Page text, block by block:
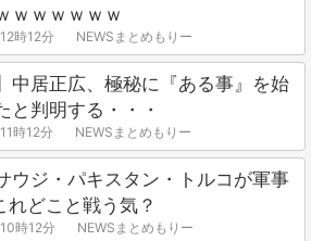
ｗｗｗｗｗｗ
時12分 NEWSまとめもりー
中居正広、極秘に『ある事』を始
と判明する・・・
時12分 NEWSまとめもりー
ウジ・パキスタン・トルコが軍事
れどこと戦う気？
時12分 NEWSまとめもりー